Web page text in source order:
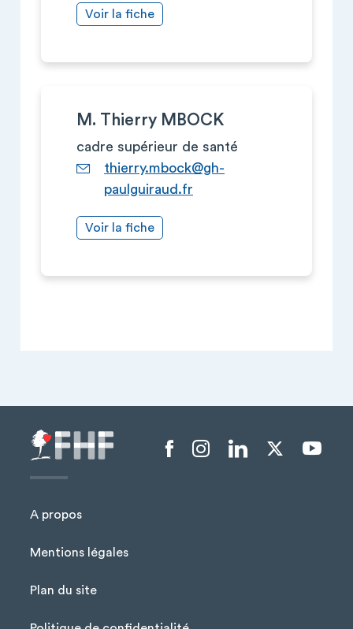
Voir la fiche
M. Thierry MBOCK
cadre supérieur de santé
thierry.mbock@gh-
paulguiraud.fr
Voir la fiche
Menu Pied de page
A propos
Mentions légales
Plan du site
Menu liens sociaux